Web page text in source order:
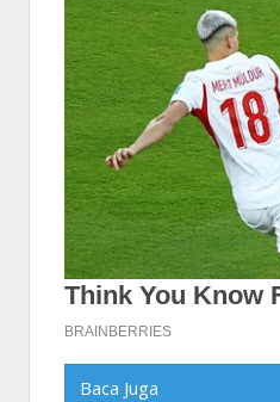
Baca Juga